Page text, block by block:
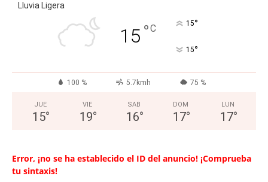
Lluvia Ligera
15 °C 15°
15°
100 % 5.7kmh 75 %
JUE
15°
VIE
19°
SAB
16°
DOM
17°
LUN
17°
Error, ¡no se ha establecido el ID del anuncio! ¡Comprueba
tu sintaxis!